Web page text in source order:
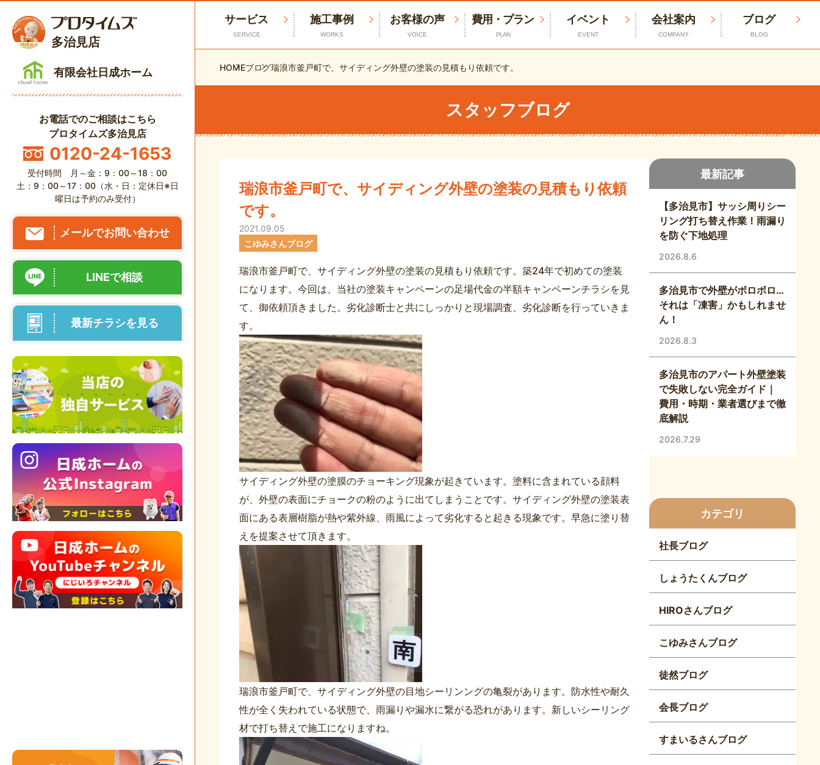
多治見店
有限会社日成ホーム
お電話でのご相談はこちら
プロタイムズ多治見店
0120-24-1653
受付時間 月～金：9：00～18：00
土：9：00～17：00（水・日：定休日※日
曜日は予約のみ受付）
メールでお問い合わせ
LINEで相談
最新チラシを見る
サービス
SERVICE
施工事例
WORKS
お客様の声
VOICE
費用・プラン
PLAN
イベント
EVENT
会社案内
COMPANY
ブログ
BLOG
HOMEブログ瑞浪市釜戸町で、サイディング外壁の塗装の見積もり依頼です。
スタッフブログ
瑞浪市釜戸町で、サイディング外壁の塗装の見積もり依頼
です。
2021.09.05
こゆみさんブログ
瑞浪市釜戸町で、サイディング外壁の塗装の見積もり依頼です。築24年で初めての塗装
になります。今回は、当社の塗装キャンペーンの足場代金の半額キャンペーンチラシを見
て、御依頼頂きました。劣化診断士と共にしっかりと現場調査、劣化診断を行っていきま
す。
サイディング外壁の塗膜のチョーキング現象が起きています。塗料に含まれている顔料
が、外壁の表面にチョークの粉のように出てしまうことです。サイディング外壁の塗装表
面にある表層樹脂が熱や紫外線、雨風によって劣化すると起きる現象です。早急に塗り替
えを提案させて頂きます。
瑞浪市釜戸町で、サイディング外壁の目地シーリンングの亀裂があります。防水性や耐久
性が全く失われている状態で、雨漏りや漏水に繋がる恐れがあります。新しいシーリング
材で打ち替えで施工になりますね。
最新記事
【多治見市】サッシ周りシー
リング打ち替え作業！雨漏り
を防ぐ下地処理
2026.8.6
多治見市で外壁がボロボロ…
それは「凍害」かもしれませ
ん！
2026.8.3
多治見市のアパート外壁塗装
で失敗しない完全ガイド｜
費用・時期・業者選びまで徹
底解説
2026.7.29
カテゴリ
社長ブログ
しょうたくんブログ
HIROさんブログ
こゆみさんブログ
徒然ブログ
会長ブログ
すまいるさんブログ